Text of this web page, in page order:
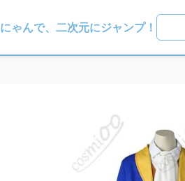
にゃんで、二次元にジャンプ！